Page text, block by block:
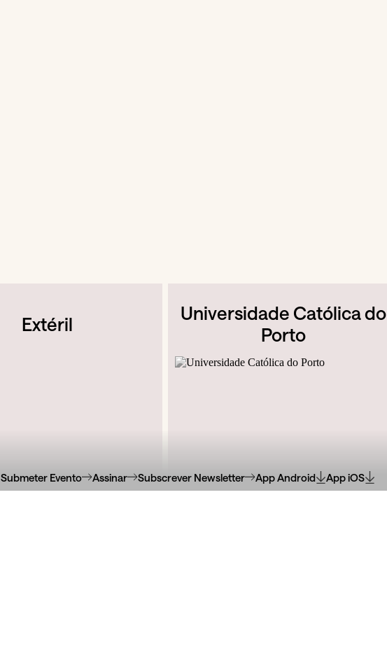
Extéril
Universidade Católica do
Porto
Submeter Evento Assinar Subscrever Newsletter App Android App iOS